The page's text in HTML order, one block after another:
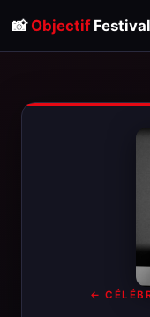
📸 ObjectifFestival
←